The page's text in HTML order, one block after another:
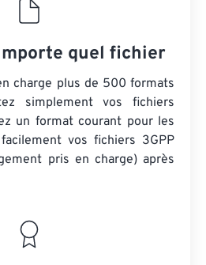
quel fichier
charge plus de 500 formats
simplement vos fichiers
un format courant pour les
vos fichiers 3GPP
pris en charge) après